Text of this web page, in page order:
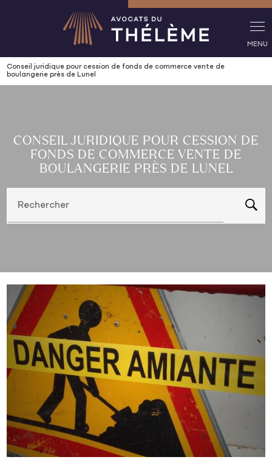
Conseil juridique pour cession de fonds de commerce vente de
boulangerie près de Lunel
CONSEIL JURIDIQUE POUR CESSION DE
FONDS DE COMMERCE VENTE DE
BOULANGERIE PRÈS DE LUNEL
Rechercher